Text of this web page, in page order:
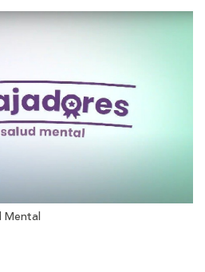
Mental